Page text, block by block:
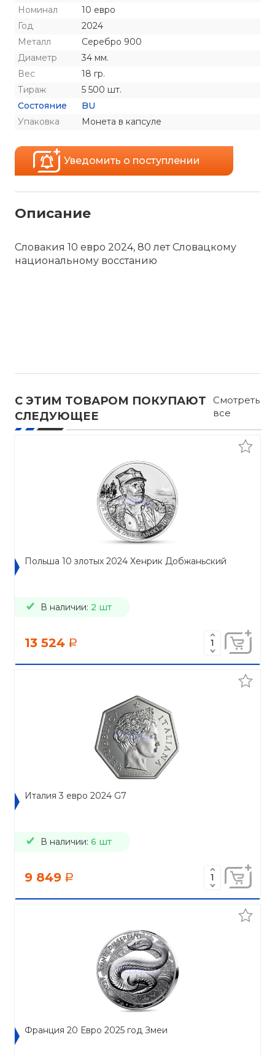
Номинал
10 евро
Год
2024
Металл
Серебро 900
Диаметр
34 мм.
Вес
18 гр.
Тираж
5 500 шт.
Состояние
BU
Упаковка
Монета в капсуле
Уведомить о поступлении
Описание
Словакия 10 евро 2024, 80 лет Словацкому
национальному восстанию
С ЭТИМ ТОВАРОМ ПОКУПАЮТ
СЛЕДУЮЩЕЕ
Смотреть
все
Польша 10 злотых 2024 Хенрик Добжаньский
В наличии: 2 шт
13 524 a
Италия 3 евро 2024 G7
В наличии: 6 шт
9 849 a
Франция 20 Евро 2025 год Змеи